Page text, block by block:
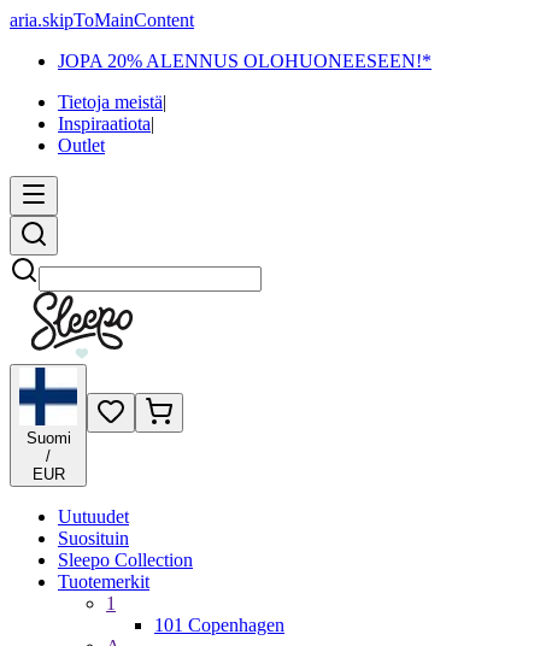
aria.skipToMainContent
JOPA 20% ALENNUS OLOHUONEESEEN!*
Tietoja meistä|
Inspiraatiota|
Outlet
Etsi
Suomi
/
EUR
Uutuudet
Suosituin
Sleepo Collection
Tuotemerkit
1
101 Copenhagen